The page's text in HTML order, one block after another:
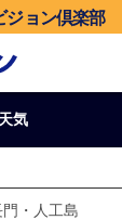
ジョン倶楽部
気
門・人工島